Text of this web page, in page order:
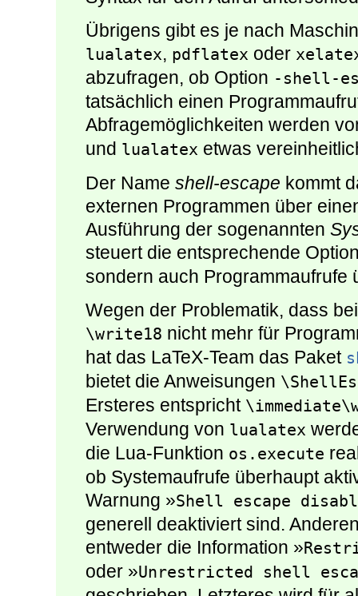
Übrigens gibt es je nach
lualatex, pdflatex oder
abzufragen, ob Option -shell-
tatsächlich einen
Abfragemöglichkeiten werden
und lualatex etwas
Der Name shell-escape kommt
externen Programmen über
Ausführung der sogenannten
steuert die entsprechende
sondern auch Programmaufrufe
Wegen der Problematik, dass
\write18 nicht mehr für
hat das LaTeX-Team das Paket
bietet die Anweisungen
Ersteres entspricht
Verwendung von lualatex
die Lua-Funktion os.execute
ob Systemaufrufe überhaupt
Warnung »Shell escape
generell deaktiviert sind.
entweder die Information »
oder »Unrestricted shell